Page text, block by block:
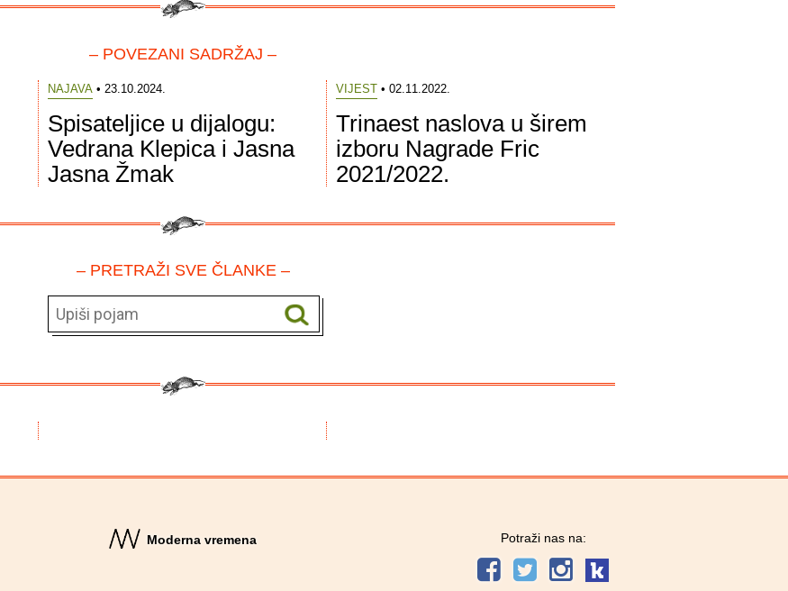
– POVEZANI SADRŽAJ –
NAJAVA• 23.10.2024.
Spisateljice u dijalogu:
Vedrana Klepica i Jasna
Jasna Žmak
VIJEST• 02.11.2022.
Trinaest naslova u širem
izboru Nagrade Fric
2021/2022.
– PRETRAŽI SVE ČLANKE –
Moderna vremena Potraži nas na: